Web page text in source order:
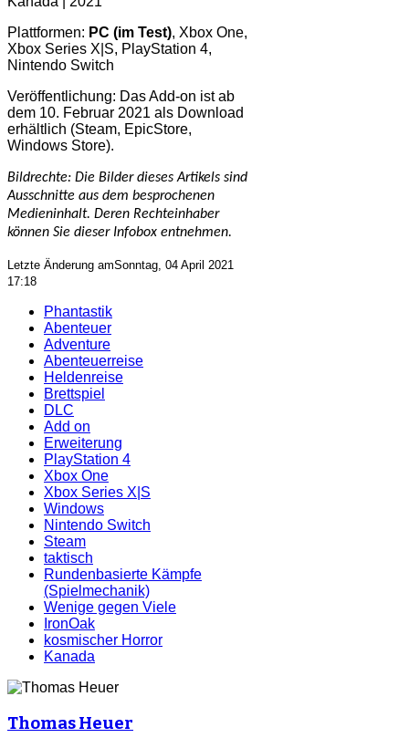
Plattformen: PC (im Test), Xbox One,
Xbox Series X|S, PlayStation 4,
Nintendo Switch
Veröffentlichung: Das Add-on ist ab
dem 10. Februar 2021 als Download
erhältlich (Steam, EpicStore,
Windows Store).
Bildrechte: Die Bilder dieses Artikels sind
Ausschnitte aus dem besprochenen
Medieninhalt. Deren Rechteinhaber
können Sie dieser Infobox entnehmen.
Letzte Änderung amSonntag, 04 April 2021
17:18
Phantastik
Abenteuer
Adventure
Abenteuerreise
Heldenreise
Brettspiel
DLC
Add on
Erweiterung
PlayStation 4
Xbox One
Xbox Series X|S
Windows
Nintendo Switch
Steam
taktisch
Rundenbasierte Kämpfe
(Spielmechanik)
Wenige gegen Viele
IronOak
kosmischer Horror
Kanada
Thomas Heuer